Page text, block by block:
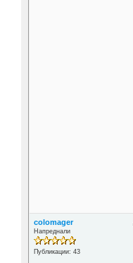
colomager
Напреднали
Публикации: 43